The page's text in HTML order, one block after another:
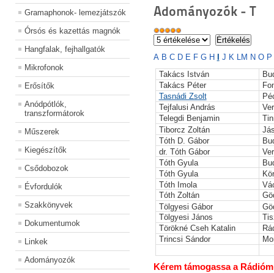
Gramaphonok- lemezjátszók
Órsós és kazettás magnók
Hangfalak, fejhallgatók
Mikrofonok
Erősítők
Anódpótlók,
transzformátorok
Műszerek
Kiegészítők
Csődobozok
Évfordulók
Szakkönyvek
Dokumentumok
Linkek
Adományozók
Adományozók - T
A B C D E F G H J K LM N O P
Takács István
Takács Péter
Tasnádi Zsolt
Tejfalusi András
Telegdi Benjamin
Tiborcz Zoltán
Tóth D. Gábor
dr. Tóth Gábor
Tóth Gyula
Tóth Gyula
Tóth Imola
Tóth Zoltán
Tölgyesi Gábor
Tölgyesi János
Törökné Cseh Katalin
Trincsi Sándor
Kérem támogassa a